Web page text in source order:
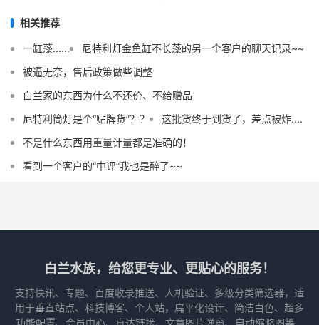
相关推荐
一缸藻......
尼特利灯金鱼缸不长藻的另一个客户的聊天记录~~
被逼无奈，售后政策做些调整
白兰家的东西为什么不还价、不给赠品
尼特利筒灯是个“贴牌货”？？
这批货终于到货了，差点被炸....
不是什么东西用重量计量都是准确的！
看到一个客户的“中评”我也是醉了~~
白兰水族，给您更专业、更贴心的服务！
支持快讯、专题、百度收录推送、人机验证、多级分类筛选器，适
用于垂直站点、科技博客、个人站，扁平化设计、简洁白色、超多
功能配置、会员中心、直达链接、文章图片弹窗、自动缩略图等...